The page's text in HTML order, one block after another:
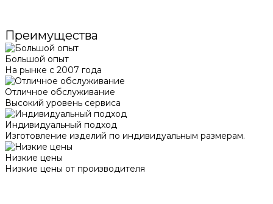
Преимущества
Большой опыт
На рынке с 2007 года
Отличное обслуживание
Высокий уровень сервиса
Индивидуальный подход
Изготовление изделий по индивидуальным размерам.
Низкие цены
Низкие цены от производителя